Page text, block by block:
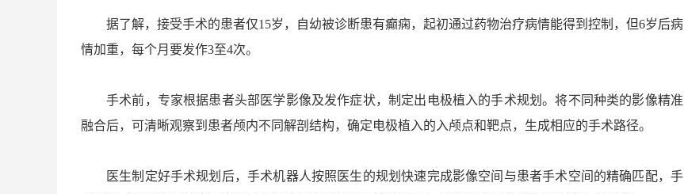
据了解，接受手术的患者仅15岁，自幼被诊断患有癫痫，起初通过药物治疗病情能得到控制，但6岁后病
情加重，每个月要发作3至4次。
手术前，专家根据患者头部医学影像及发作症状，制定出电极植入的手术规划。将不同种类的影像精准
融合后，可清晰观察到患者颅内不同解剖结构，确定电极植入的入颅点和靶点，生成相应的手术路径。
医生制定好手术规划后，手术机器人按照医生的规划快速完成影像空间与患者手术空间的精确匹配，手